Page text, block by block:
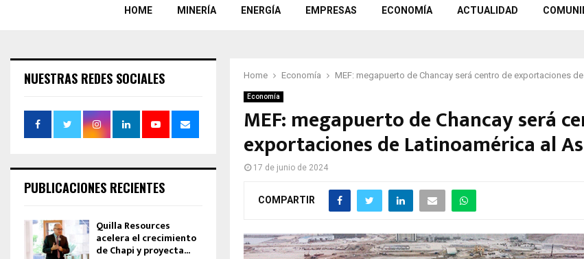
HOME MINERÍA ENERGÍA EMPRESAS ECONOMÍA ACTUALIDAD
Home Economía MEF: megapuerto de Chancay será centro de exportaciones
Economía
MEF: megapuerto de Chancay será
exportaciones de Latinoamérica al
17 de junio de 2024
COMPARTIR
NUESTRAS REDES SOCIALES
PUBLICACIONES RECIENTES
Quilla Resources
acelera el crecimiento
de Chapi y proyecta...